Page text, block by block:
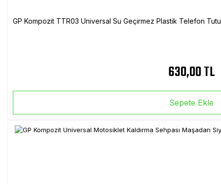
GP Kompozit TTR03 Universal Su Geçirmez Plastik Telefon
630,00 TL
Sepete Ekle